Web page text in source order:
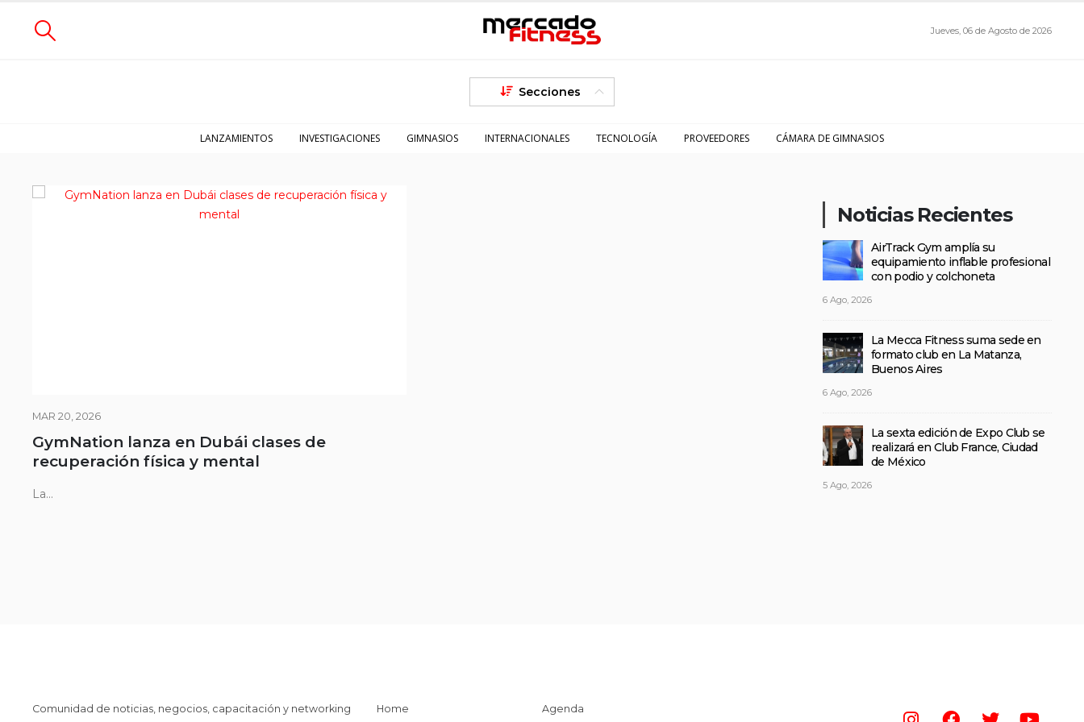
Jueves, 06 de Agosto de 2026
Secciones
LANZAMIENTOS INVESTIGACIONES GIMNASIOS INTERNACIONALES TECNOLOGÍA PROVEEDORES CÁMARA DE GIMNASIOS
MAR 20, 2026
GymNation lanza en Dubái clases de
recuperación física y mental
La...
Noticias Recientes
AirTrack Gym amplía su
equipamiento inflable profesional
con podio y colchoneta
6 Ago, 2026
La Mecca Fitness suma sede en
formato club en La Matanza,
Buenos Aires
6 Ago, 2026
La sexta edición de Expo Club se
realizará en Club France, Ciudad
de México
5 Ago, 2026
Comunidad de noticias, negocios, capacitación y networking Home Agenda